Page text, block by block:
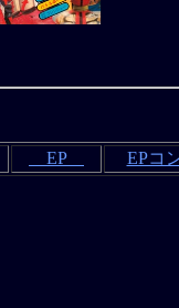
EP EPコ